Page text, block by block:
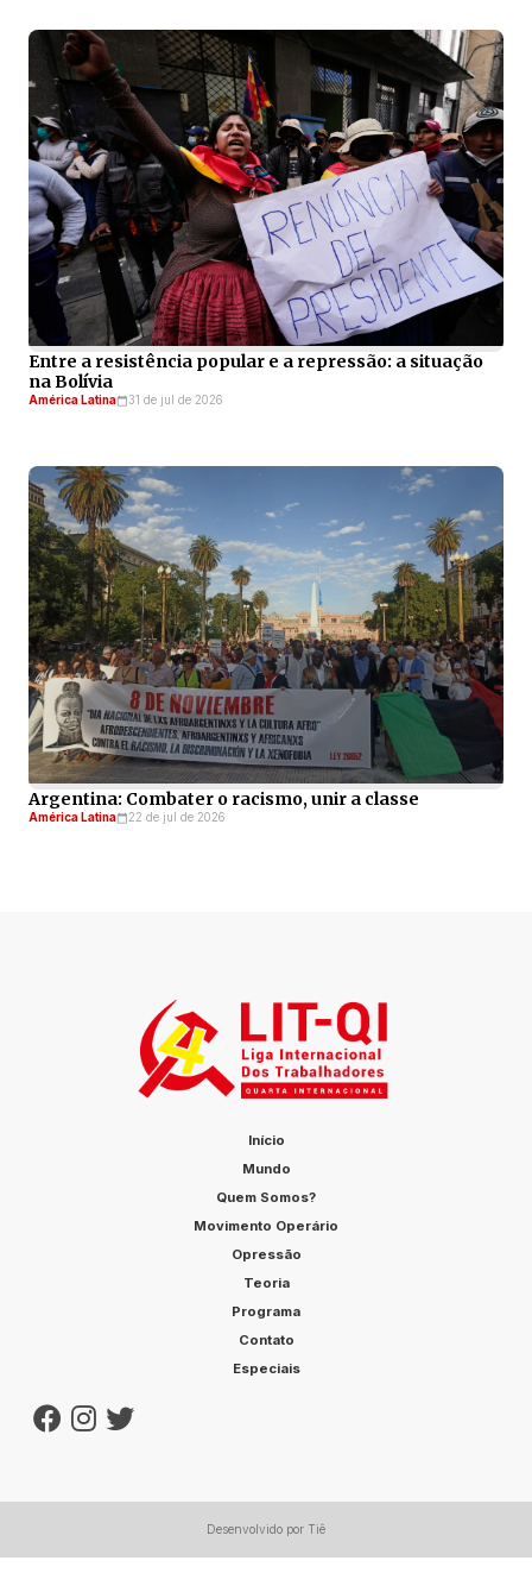
Entre a resistência popular e a repressão: a situação
na Bolívia
América Latina 31 de jul de 2026
Argentina: Combater o racismo, unir a classe
América Latina 22 de jul de 2026
Início
Mundo
Quem Somos?
Movimento Operário
Opressão
Teoria
Programa
Contato
Especiais
Desenvolvido por Tiê